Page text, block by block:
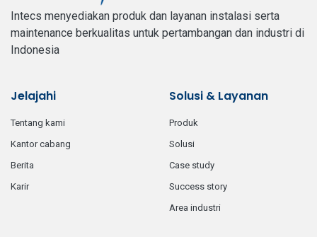
Intecs menyediakan produk dan layanan instalasi serta
maintenance berkualitas untuk pertambangan dan industri di
Indonesia
Jelajahi
tentang kami
kantor cabang
berita
karir
Solusi & Layanan
produk
solusi
case study
success story
area industri